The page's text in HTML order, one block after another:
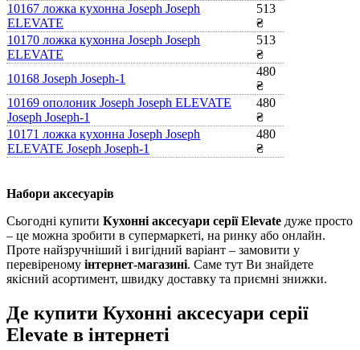
10167 ложка кухонна Joseph Joseph
ELEVATE
513
₴
10170 ложка кухонна Joseph Joseph
ELEVATE
513
₴
10168 Joseph Joseph-1
480
₴
10169 ополоник Joseph Joseph ELEVATE
Joseph Joseph-1
480
₴
10171 ложка кухонна Joseph Joseph
ELEVATE Joseph Joseph-1
480
₴
Набори аксесуарів
Сьогодні купити Кухонні аксесуари серії Elevate дуже просто
– це можна зробити в супермаркеті, на ринку або онлайн.
Проте найзручніший і вигідний варіант – замовити у
перевіреному інтернет-магазині. Саме тут Ви знайдете
якісний асортимент, швидку доставку та приємні знижки.
Де купити Кухонні аксесуари серії
Elevate в інтернеті